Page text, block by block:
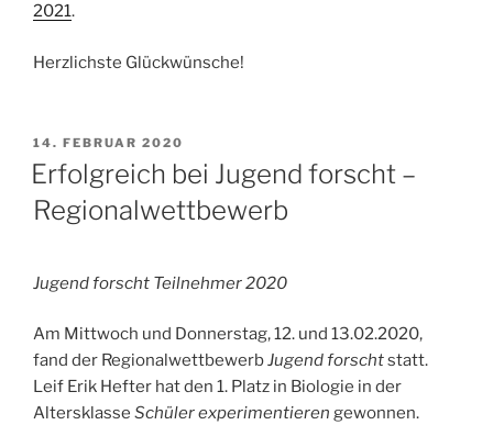
2021.
Herzlichste Glückwünsche!
VERÖFFENTLICHT
AM
14. FEBRUAR 2020
Erfolgreich bei Jugend forscht –
Regionalwettbewerb
Jugend forscht Teilnehmer 2020
Am Mittwoch und Donnerstag, 12. und 13.02.2020,
fand der RegionalwettbewerbJugend forschtstatt.
Leif Erik Hefter hat den 1. Platz in Biologie in der
Altersklasse Schüler experimentieren gewonnen.